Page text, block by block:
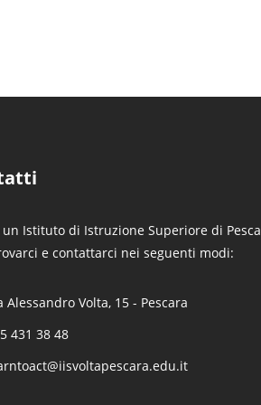
un Istituto di Istruzione Superiore di
e contattarci nei seguenti modi:
Alessandro Volta, 15 - Pescara
431 38 48